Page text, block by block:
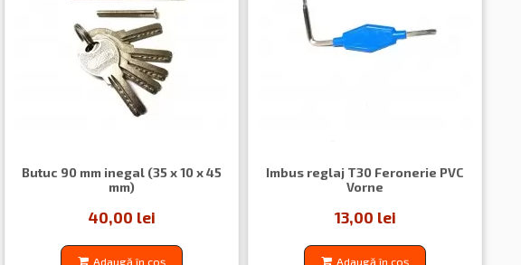
Butuc 90 mm inegal (35 x 10 x 45
mm)
40,00 lei
Adaugă în coș
Imbus reglaj T30 Feronerie PVC
Vorne
13,00 lei
Adaugă în coș